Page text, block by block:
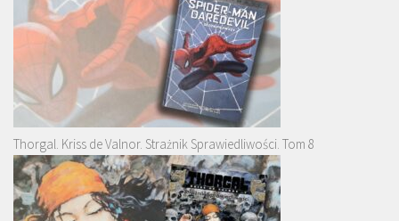
Thorgal. Kriss de Valnor. Strażnik Sprawiedliwości. Tom 8